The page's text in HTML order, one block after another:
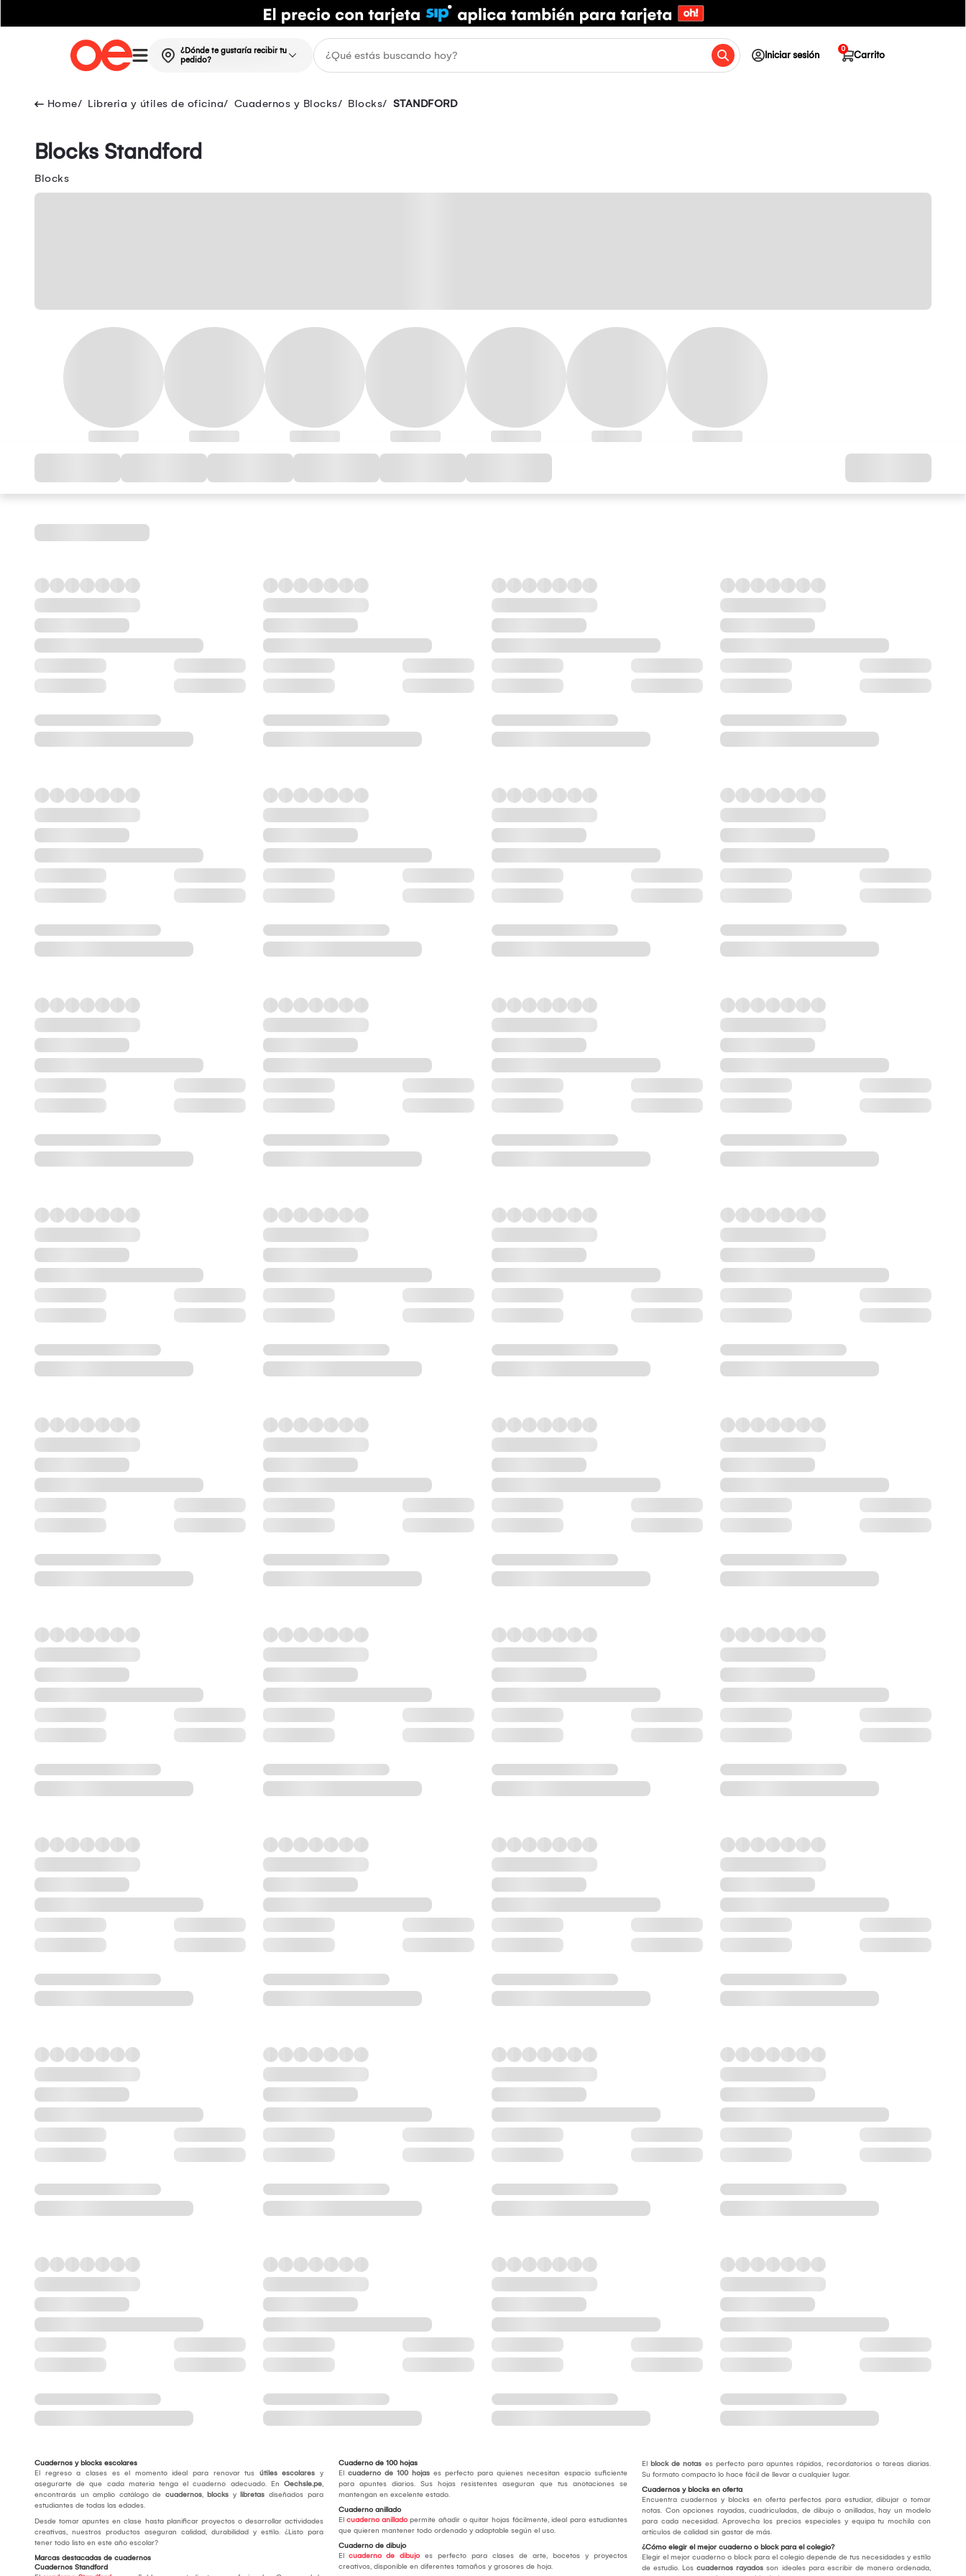
¿Dónde te gustaría recibir tu
pedido?
Iniciar sesión Carrito
0
Libreria y útiles de oficina Cuadernos y Blocks Blocks STANDFORD
Blocks Standford
Blocks
Cuadernos y blocks escolares
El regreso a clases es el momento ideal para renovar tus útiles escolares y
asegurarte de que cada materia tenga el cuaderno adecuado. En Oechsle.pe,
encontrarás un amplio catálogo de cuadernos, blocks y libretas diseñados para
estudiantes de todas las edades.
Desde tomar apuntes en clase hasta planificar proyectos o desarrollar actividades
creativas, nuestros productos aseguran calidad, durabilidad y estilo. ¿Listo para
tener todo listo en este año escolar?
Marcas destacadas de cuadernos
Cuadernos Standford
Cuaderno de 100 hojas
El cuaderno de 100 hojases perfecto para quienes necesitan espacio suficiente
para apuntes diarios. Sus hojas resistentes aseguran que tus anotaciones se
mantengan en excelente estado.
Cuaderno anillado
El cuaderno anilladopermite añadir o quitar hojas fácilmente, ideal para estudiantes
que quieren mantener todo ordenado y adaptable según el uso.
Cuaderno de dibujo
El cuaderno de dibujoes perfecto para clases de arte, bocetos y proyectos
creativos, disponible en diferentes tamaños y grosores de hoja.
El block de notas es perfecto para apuntes rápidos, recordatorios o tareas diarias.
Su formato compacto lo hace fácil de llevar a cualquier lugar.
Cuadernos y blocks en oferta
Encuentra cuadernos y blocks en oferta perfectos para estudiar, dibujar o tomar
notas. Con opciones rayadas, cuadriculadas, de dibujo o anilladas, hay un modelo
para cada necesidad. Aprovecha los precios especiales y equipa tu mochila con
artículos de calidad sin gastar de más.
¿Cómo elegir el mejor cuaderno o block para el colegio?
Elegir el mejor cuaderno o block para el colegio depende de tus necesidades y estilo
de estudio. Loscuadernos rayados son ideales para escribir de manera ordenada,